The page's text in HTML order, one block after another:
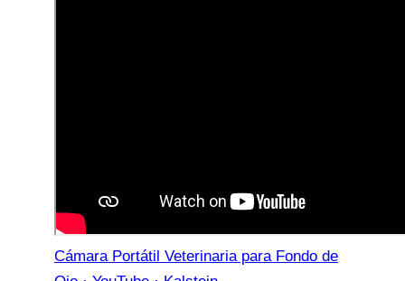
Cámara Portátil Veterinaria para Fondo de